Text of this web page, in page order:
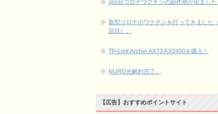
3回目コロナワクチンの副作用が出まし
新型コロナのワクチンを打ってきました
回目）。
TP-Link Archer AX73 AX5400を購入！
NURO光解約完了。
【広告】おすすめポイントサイト